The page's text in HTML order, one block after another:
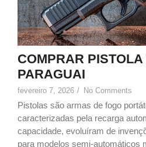
COMPRAR
PARAGUAI
fevereiro 7, 2026 / No Comments
Pistolas são armas de fogo
caracterizadas pela recarga
capacidade, evoluíram de
para modelos semi-automáticos